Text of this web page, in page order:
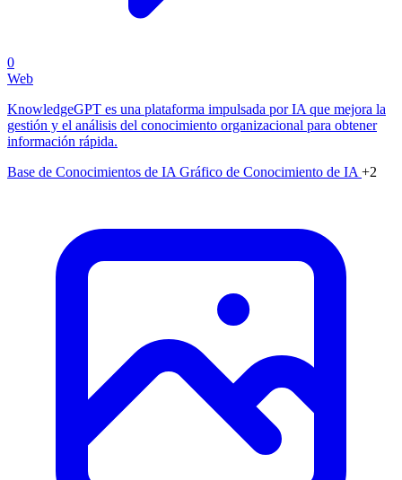
0
Web
KnowledgeGPT es una plataforma impulsada por IA que mejora la
gestión y el análisis del conocimiento organizacional para obtener
información rápida.
Base de Conocimientos de IA Gráfico de Conocimiento de IA +2